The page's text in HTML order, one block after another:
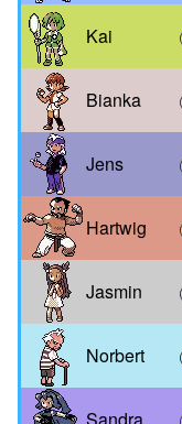
Kai
Bianka
Jens
Hartwig
Jasmin
Norbert
Sandra